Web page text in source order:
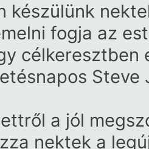
készülünk
fogja az
célkeresztben
Steve
a jól
nektek a